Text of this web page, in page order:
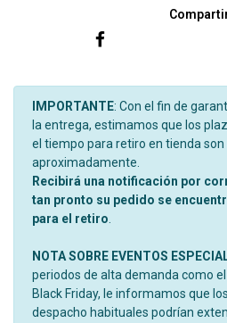
IMPORTANTE: Con el fin de
la entrega, estimamos que los
el tiempo para retiro en tienda son
aproximadamente.
Recibirá una notificación por
tan pronto su pedido se
para el retiro
NOTA SOBRE EVENTOS
periodos de alta demanda como el
Black Friday, le informamos que
despacho habituales podrían